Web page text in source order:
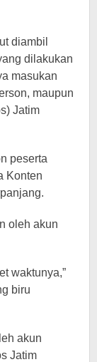
diambil
dilakukan
masukan
maupun
Jatim
peserta
Konten
oleh akun
waktunya,”
biru
akun
Jatim